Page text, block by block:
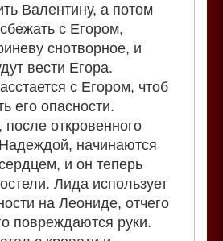
Валентину, а потом
с Егором,
снотворное, и
вести Егора.
с Егором, чтоб
его опасности.
откровенного
начинаются
и он теперь
Лида использует
на Леониде, отчего
повреждаются руки.